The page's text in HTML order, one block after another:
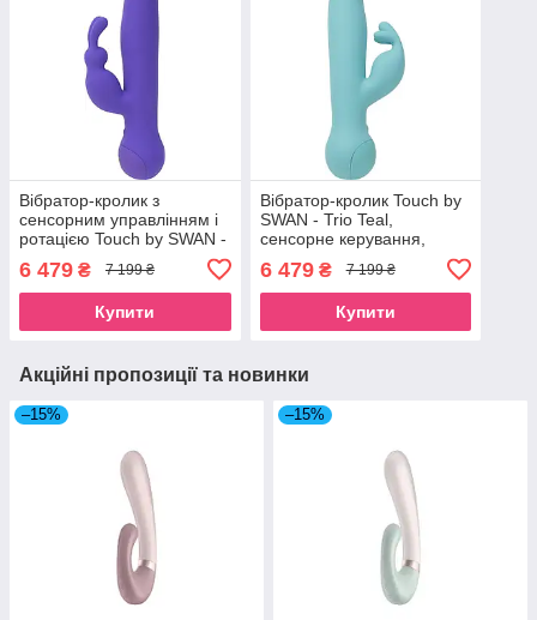
Вібратор-кролик з
сенсорним управлінням і
ротацією Touch by SWAN -
вібрація SO2729
6 479 ₴ 7 199 ₴
Купити
Вібратор-кролик Touch by
SWAN - Trio Teal,
сенсорне керування,
SO7768
6 479₴ 7 199 ₴
Купити
Акційні пропозиції та новинки
–15% –15%